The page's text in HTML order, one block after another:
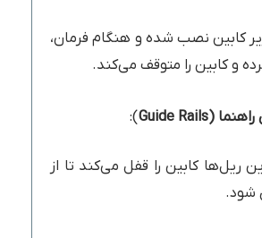
کابین نصب شده و هنگام فرمان،
و کابین را متوقف می‌کند.
(
Guide Rails
):
ریل‌ها کابین را قفل می‌کند تا از
شود.